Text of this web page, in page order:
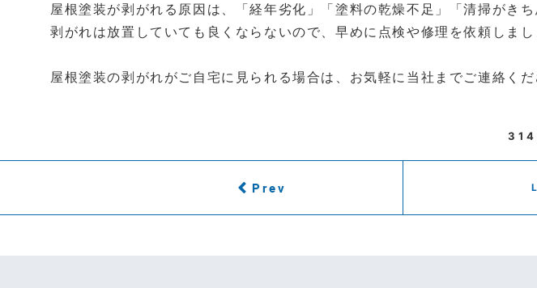
屋根塗装が剥がれる原因は、「経年劣化」「塗料の乾燥不足」「清掃がき
剥がれは放置していても良くならないので、早めに点検や修理を依頼しまし
屋根塗装の剥がれがご自宅に見られる場合は、お気軽に当社までご連絡くだ
Prev